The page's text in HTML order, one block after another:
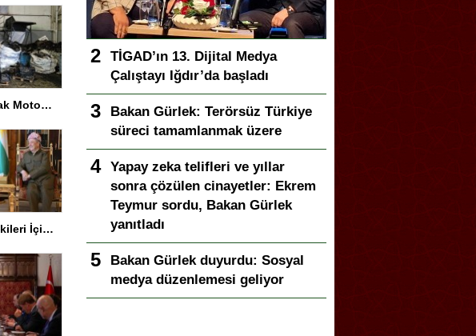
Sakarya’da Kaçak Motor Parçası Operasyonu
ABD’nin Irak İlişkileri İçin Kritik Görüşmeler
TİGAD’ın 13. Dijital Medya
Çalıştayı Iğdır’da başladı
Bakan Gürlek: Terörsüz Türkiye
süreci tamamlanmak üzere
Yapay zeka telifleri ve yıllar
sonra çözülen cinayetler: Ekrem
Teymur sordu, Bakan Gürlek
yanıtladı
Bakan Gürlek duyurdu: Sosyal
medya düzenlemesi geliyor